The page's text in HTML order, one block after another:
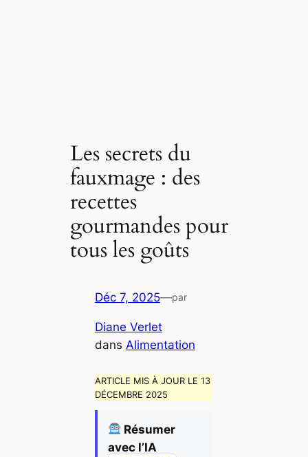
Les secrets du
fauxmage : des
recettes
gourmandes pour
tous les goûts
Déc 7, 2025—par
Diane Verlet
dans Alimentation
ARTICLE MIS À JOUR LE 13
DÉCEMBRE 2025
Résumer
avec l’IA